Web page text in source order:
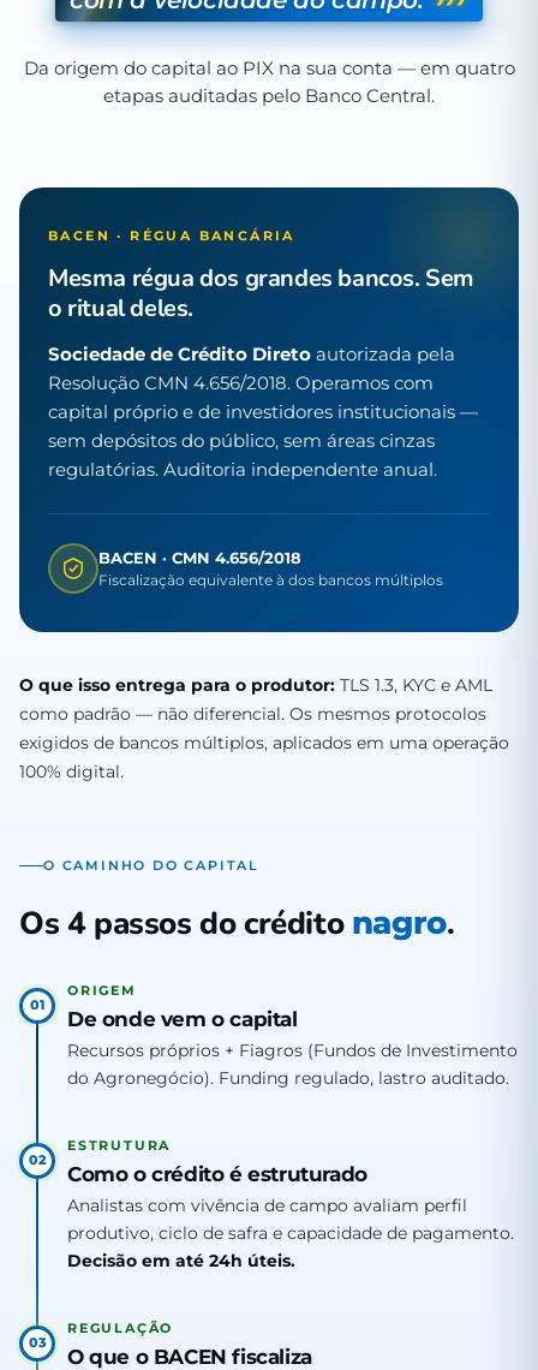
Da origem do capital ao PIX na sua conta — em quatro
etapas auditadas pelo Banco Central.
BACEN · RÉGUA BANCÁRIA
Mesma régua dos grandes bancos. Sem
o ritual deles.
Sociedade de Crédito Direto autorizada pela
Resolução CMN 4.656/2018. Operamos com
capital próprio e de investidores institucionais —
sem depósitos do público, sem áreas cinzas
regulatórias. Auditoria independente anual.
BACEN · CMN 4.656/2018
Fiscalização equivalente à dos bancos múltiplos
O que isso entrega para o produtor: TLS 1.3, KYC e AML
como padrão — não diferencial. Os mesmos protocolos
exigidos de bancos múltiplos, aplicados em uma operação
100% digital.
O CAMINHO DO CAPITAL
Os 4 passos do crédito nagro.
01
ORIGEM
De onde vem o capital
Recursos próprios + Fiagros (Fundos de Investimento
do Agronegócio). Funding regulado, lastro auditado.
02
ESTRUTURA
Como o crédito é estruturado
Analistas com vivência de campo avaliam perfil
produtivo, ciclo de safra e capacidade de pagamento.
Decisão em até 24h úteis.
03
REGULAÇÃO
O que o BACEN fiscaliza